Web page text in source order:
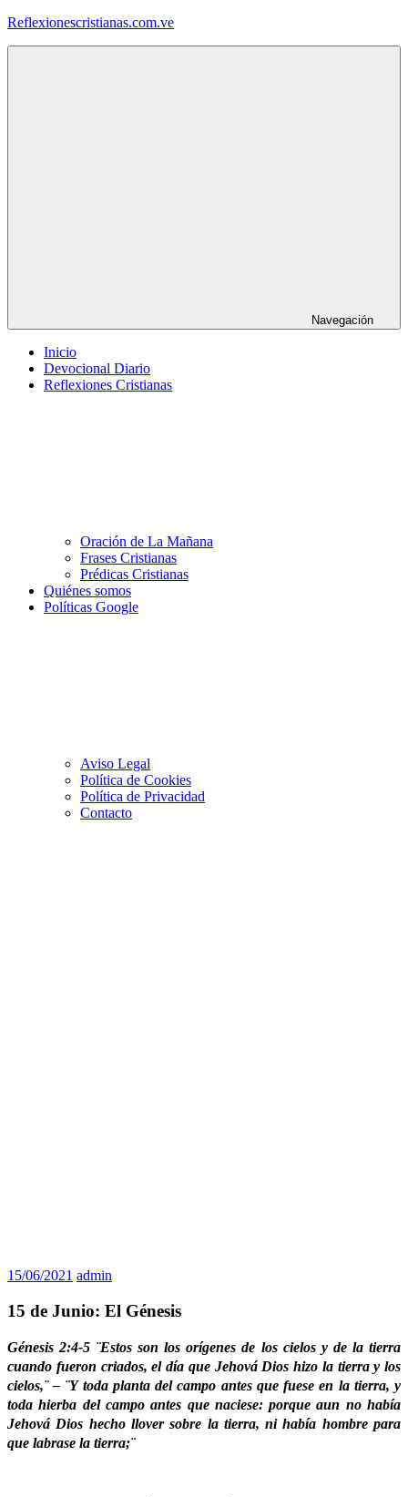
Saltar
Reflexionescristianas.com.ve
Navegación
Inicio
Devocional Diario
Reflexiones Cristianas
Oración de La Mañana
Frases Cristianas
Prédicas Cristianas
Quiénes somos
Políticas Google
Aviso Legal
Política de Cookies
Política de Privacidad
Contacto
15/06/2021 admin
15 de Junio: El Génesis
Génesis 2:4-5 ¨Estos son los orígenes de los cielos y de la tierra
cuando fueron criados, el día que Jehová Dios hizo la tierra y los
cielos,¨ – ¨Y toda planta del campo antes que fuese en la tierra, y
toda hierba del campo antes que naciese: porque aun no había
Jehová Dios hecho llover sobre la tierra, ni había hombre para
que labrase la tierra;¨